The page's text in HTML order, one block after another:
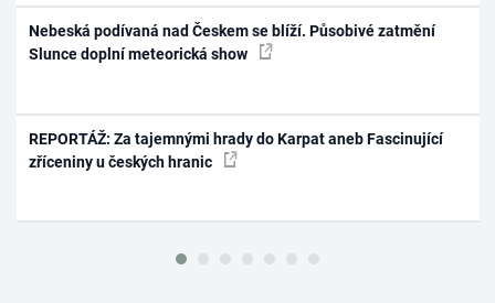
Nebeská podívaná nad Českem se blíží. Působivé zatmění
Slunce doplní meteorická show
REPORTÁŽ: Za tajemnými hrady do Karpat aneb Fascinující
zříceniny u českých hranic